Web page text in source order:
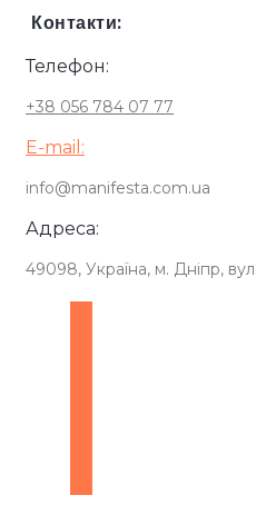
Контакти:
Телефон:
+38 056 784 07 77
E-mail:
info@manifesta.com.ua
Адреса:
49098, Україна, м. Дніпр,